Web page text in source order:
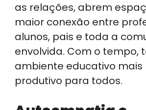
as relações, abrem
maior conexão entre
alunos, pais e toda a
envolvida. Com o tempo,
ambiente educativo mais
produtivo para todos.